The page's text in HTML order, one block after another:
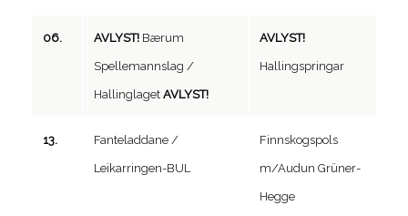
06. AVLYST! Bærum
Spellemannslag /
Hallinglaget AVLYST!
AVLYST!
Hallingspringar
13. Fanteladdane /
Leikarringen-BUL
Finnskogspols
m/Audun Grüner-
Hegge